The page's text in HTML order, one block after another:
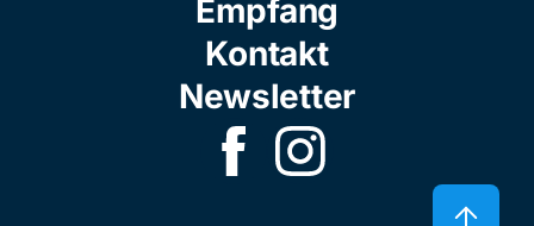
Empfang
Kontakt
Newsletter